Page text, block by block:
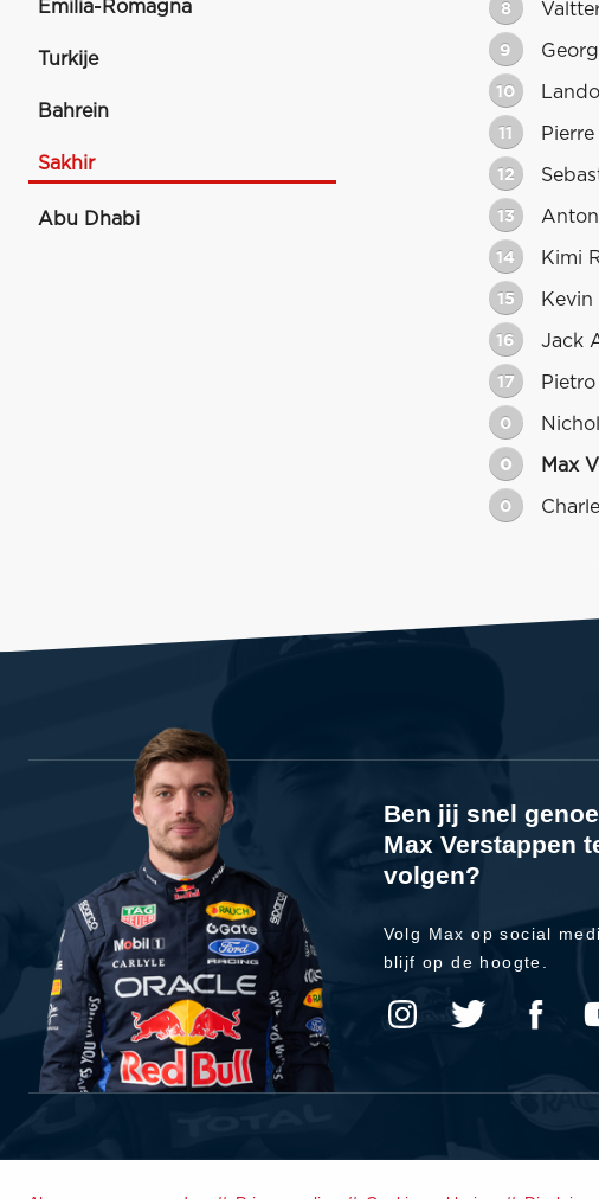
Emilia-Romagna
Turkije
Bahrein
Sakhir
Abu Dhabi
8
9
10
11
12
13
14 Kimi
15 Kevin
16 Jack
17
0
0 Max
0
Ben jij snel
Max Verstappen
volgen?
Volg Max op social
blijf op de hoogte.